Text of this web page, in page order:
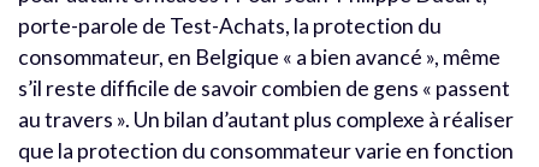
porte-parole de Test-Achats, la protection du
consommateur, en Belgique « a bien avancé », même
s’il reste difficile de savoir combien de gens « passent
au travers ». Un bilan d’autant plus complexe à réaliser
que la protection du consommateur varie en fonction